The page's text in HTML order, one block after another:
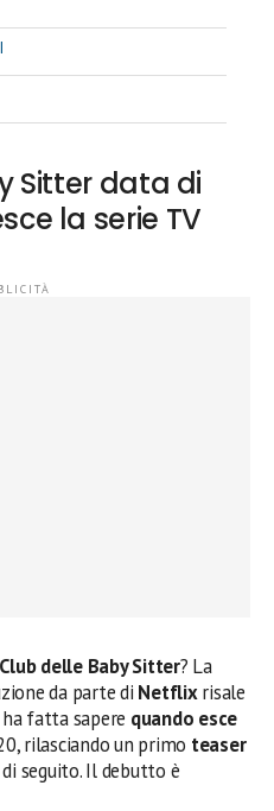
Sitter data di
la serie TV
delle Baby Sitter? La
da parte di Netflixrisale
ha fatta sapere quando esce
rilasciando un primo teaser
seguito. Il debutto è